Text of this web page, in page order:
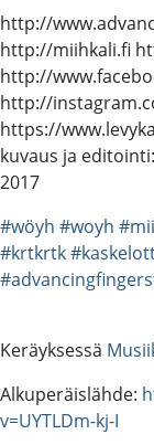
http://
http://miihkali.fi
http://
http://
https://
kuvaus ja
2017
#wöyh #woyh
#krtkrtk
Keräyksessä
Alkuperäislähde:
v=UYTLDm-kj-I